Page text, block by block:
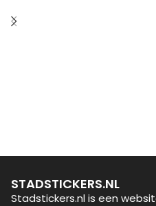
STADSTICKERS.NL
Stadstickers.nl is een